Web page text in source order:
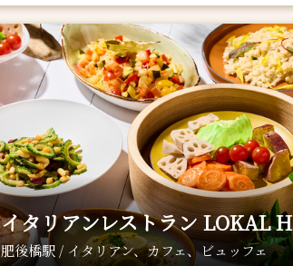
イタリアンレストラン LOKAL
肥後橋駅 / イタリアン、カフェ、ビュッフェ